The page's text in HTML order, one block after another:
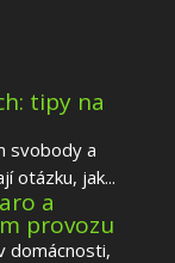
tipy na
svobody a
otázku, jak...
a
provozu
domácnosti,